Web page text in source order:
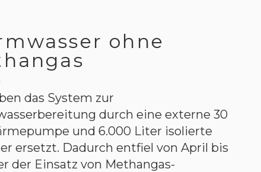
ohne
das System zur
durch eine externe 30
und 6.000 Liter isolierte
ersetzt. Dadurch entfiel von April bis
der Einsatz von Methangas-